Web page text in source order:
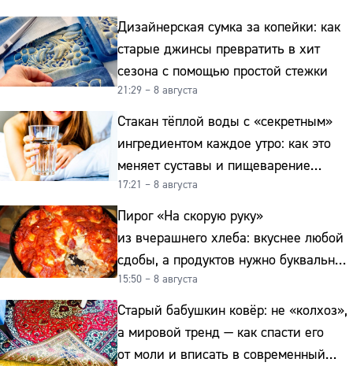
Дизайнерская сумка за копейки: как
старые джинсы превратить в хит
сезона с помощью простой стежки
21:29 – 8 августа
Стакан тёплой воды с «секретным»
ингредиентом каждое утро: как это
меняет суставы и пищеварение
после 50
17:21 – 8 августа
Пирог «На скорую руку»
из вчерашнего хлеба: вкуснее любой
сдобы, а продуктов нужно буквально
копейки
15:50 – 8 августа
Старый бабушкин ковёр: не «колхоз»,
а мировой тренд — как спасти его
от моли и вписать в современный